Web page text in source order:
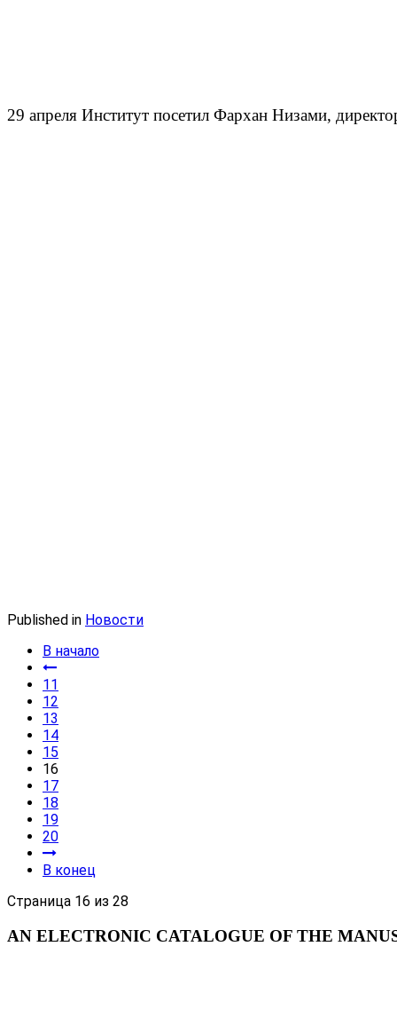
29 апреля Институт посетил Фархан Низами,
Published in Новости
В начало
11
12
13
14
15
16
17
18
19
20
В конец
Страница 16 из 28
AN ELECTRONIC CATALOGUE OF THE